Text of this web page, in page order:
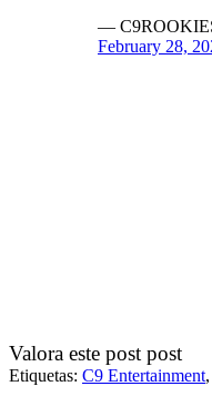
—
February 28,
Valora este post post
Etiquetas: C9 Entertainment,